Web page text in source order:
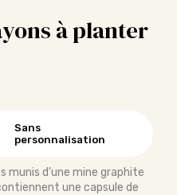
à planter
Sans
personnalisation
munis d’une mine graphite
une capsule de